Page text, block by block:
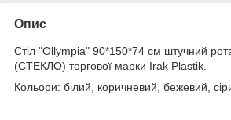
Опис
Стіл "Ollympia" 90*150*74 см штучний
(СТЕКЛО) торгової марки Irak Plastik.
Кольори: білий, коричневий, бежевий,